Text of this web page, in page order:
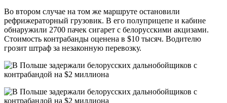
Во втором случае на том же маршруте остановили
рефрижераторный грузовик. В его полуприцепе и кабине
обнаружили 2700 пачек сигарет с белорусскими акцизами.
Стоимость контрабанды оценена в $10 тысяч. Водителю
грозит штраф за незаконную перевозку.